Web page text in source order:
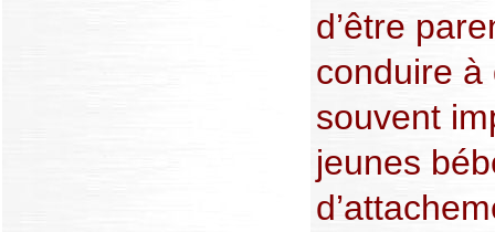
d’être
conduire à
souvent
jeunes